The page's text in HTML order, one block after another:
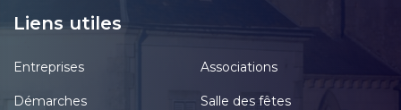
Liens utiles
Entreprises Associations
Démarches Salle des fêtes